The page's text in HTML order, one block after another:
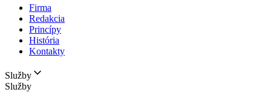
Firma
Redakcia
Princípy
História
Kontakty
Služby
Služby